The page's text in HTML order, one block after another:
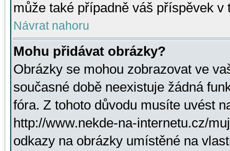
může také případně váš příspěvek v
Návrat nahoru
Mohu přidávat obrázky?
Obrázky se mohou zobrazovat ve
současné době neexistuje žádná
fóra. Z tohoto důvodu musíte uvést
http://www.nekde-na-internetu.cz/
odkazy na obrázky umístěné na